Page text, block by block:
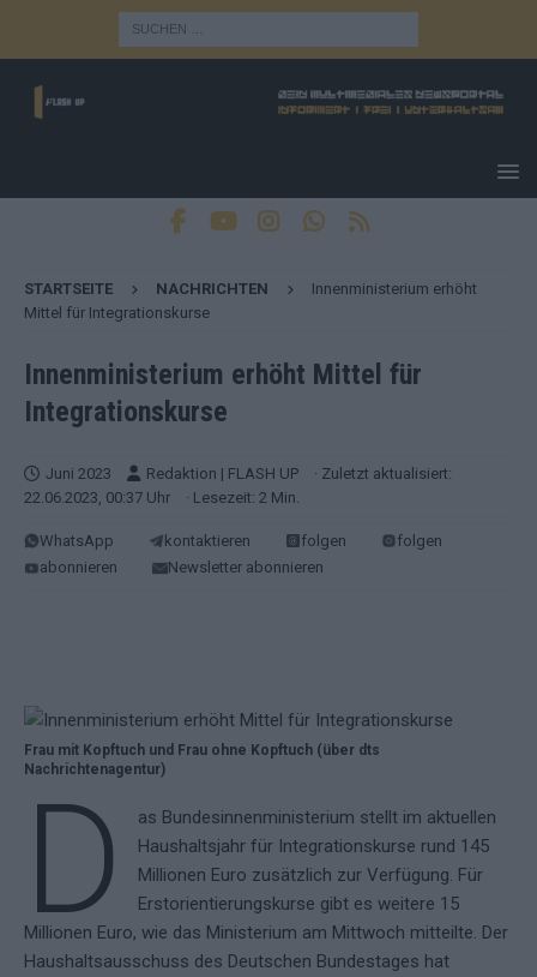
STARTSEITE NACHRICHTEN
Innenministerium erhöht
Mittel für Integrationskurse
Innenministerium erhöht Mittel für
Integrationskurse
Juni 2023 Redaktion | FLASH UP
· Zuletzt aktualisiert:
22.06.2023, 00:37 Uhr
· Lesezeit: 2 Min.
WhatsApp kontaktieren folgen
folgen
abonnieren
Newsletter abonnieren
Frau mit Kopftuch und Frau ohne Kopftuch (über dts
Nachrichtenagentur)
D
as Bundesinnenministerium stellt im aktuellen
Haushaltsjahr für Integrationskurse rund 145
Millionen Euro zusätzlich zur Verfügung. Für
Erstorientierungskurse gibt es weitere 15
Millionen Euro, wie das Ministerium am Mittwoch mitteilte. Der
Haushaltsausschuss des Deutschen Bundestages hat